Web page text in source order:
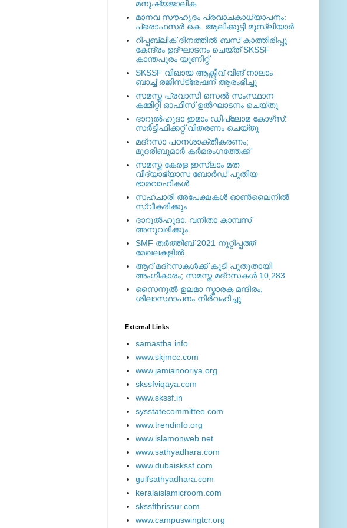
മനുഷ്യജാലിക
മാനവ സൗഹൃദം പ്രവാചകാധ്യാപനം:
പ്രൊഫസർ കെ. ആലിക്കുട്ടി മുസ്ലിയാർ
റിപ്പബ്ലിക് ദിനത്തില്‍ ബസ് കാത്തിരിപ്പു
കേന്ദ്രം ഉദ്ഘാടനം ചെയ്ത്‌ SKSSF
കാന്തപുരം യൂണിറ്റ്
SKSSF വിഖായ ആക്റ്റീവ് വിങ് നാലാം
ബാച്ച് രജിസ്‌ട്രേഷന് ആരംഭിച്ചു
സമസ്ത പ്രവാസി സെല്‍ സംസ്ഥാന
കമ്മിറ്റി ഓഫീസ് ഉല്‍ഘാടനം ചെയ്തു
ദാറുല്‍ഹുദാ ഇമാം ഡിപ്ലോമ കോഴ്‌സ്:
സര്‍ട്ടിഫിക്കറ്റ് വിതരണം ചെയ്തു
മദ്‌റസാ പഠനശാക്തീകരണം;
മുദരിബുമാര്‍ കര്‍മരംഗത്തേക്ക്
സമസ്ത കേരള ഇസ്ലാം മത
വിദ്യാഭ്യാസ ബോര്‍ഡ് പുതിയ
ഭാരവാഹികള്‍
സഹചാരി അപേക്ഷകൾ ഓൺലൈനിൽ
സ്വീകരിക്കും
ദാറുല്‍ഹുദാ: വനിതാ കാമ്പസ്
അനുവദിക്കും
SMF തര്‍ത്തീബ്-2021 നൂറ്റിപ്പത്ത്
മേഖലകളില്‍
ആറ് മദ്റസകള്‍ക്ക് കൂടി പുതുതായി
അംഗീകാരം; സമസ്ത മദ്റസകള്‍ 10,283
സൈനുല്‍ ഉലമാ സ്മാരക മന്ദിരം;
ശിലാസ്ഥാപനം നിര്‍വഹിച്ചു
External ‎Links
samastha.info
www.skjmcc.com
www.jamianooriya.org
skssfviqaya.com
www.skssf.in
sysstatecommittee.com
www.trendinfo.org
www.islamonweb.net
www.sathyadhara.com
www.dubaiskssf.com
gulfsathyadhara.com
keralaislamicroom.com
skssfthrissur.com
www.campuswingtcr.org